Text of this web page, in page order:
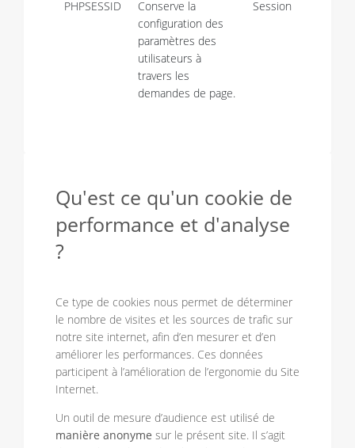
PHPSESSID
Conserve la
configuration des
paramètres des
utilisateurs à
travers les
demandes de page.
Session
Qu'est ce qu'un cookie de
performance et d'analyse
?
Ce type de cookies nous permet de déterminer
le nombre de visites et les sources de trafic sur
notre site internet, afin d’en mesurer et d’en
améliorer les performances. Ces données
participent à l’amélioration de l’ergonomie du Site
Internet.
Un outil de mesure d’audience est utilisé de
manière anonyme sur le présent site. Il s’agit